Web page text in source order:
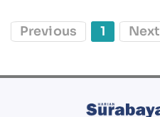
Previous 1 Next